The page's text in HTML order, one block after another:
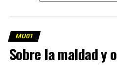
MU01
Sobre la maldad y